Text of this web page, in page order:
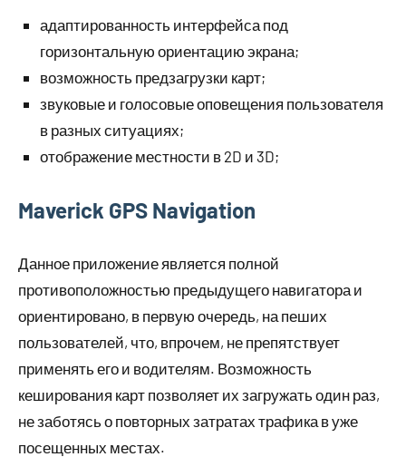
адаптированность интерфейса под
горизонтальную ориентацию экрана;
возможность предзагрузки карт;
звуковые и голосовые оповещения пользователя
в разных ситуациях;
отображение местности в 2D и 3D;
Maverick GPS Navigation
Данное приложение является полной
противоположностью предыдущего навигатора и
ориентировано, в первую очередь, на пеших
пользователей, что, впрочем, не препятствует
применять его и водителям. Возможность
кеширования карт позволяет их загружать один раз,
не заботясь о повторных затратах трафика в уже
посещенных местах.